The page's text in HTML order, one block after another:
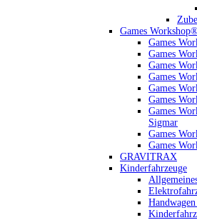
Games Workshop®
Games
Games
Games
Games
Games
Games
Games
Sigmar
Games
Games
GRAVITRAX
Kinderfahrzeuge